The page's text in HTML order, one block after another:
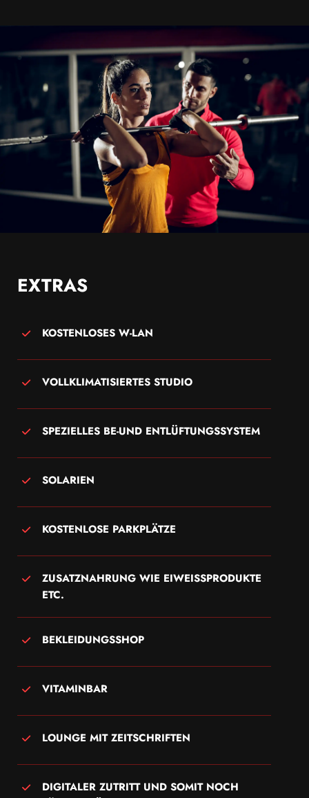
EXTRAS
KOSTENLOSES W-LAN
VOLLKLIMATISIERTES STUDIO
SPEZIELLES BE-UND ENTLÜFTUNGSSYSTEM
SOLARIEN
KOSTENLOSE PARKPLÄTZE
ZUSATZNAHRUNG WIE EIWEISSPRODUKTE E
TC.
BEKLEIDUNGSSHOP
VITAMINBAR
LOUNGE MIT ZEITSCHRIFTEN
DIGITALER ZUTRITT UND SOMIT NOCH